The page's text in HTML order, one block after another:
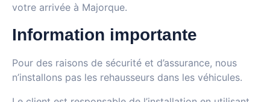
votre arrivée à Majorque.
Information importante
Pour des raisons de sécurité et d’assurance, nous
n’installons pas les rehausseurs dans les véhicules.